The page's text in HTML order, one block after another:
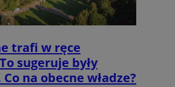
trafi w ręce
sugeruje były
na obecne władze?